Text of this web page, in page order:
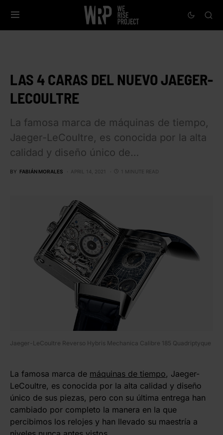
LAS 4 CARAS DEL NUEVO JAEGER-
LECOULTRE
La famosa marca de máquinas de tiempo,
Jaeger-LeCoultre, es conocida por la alta
calidad y diseño único de…
BY FABIÁN MORALES APRIL 14, 2021 1 MINUTE READ
Jaeger-LeCoultre Reverso Hybris Mechanica Calibre 185 Quadriptyque
La famosa marca de máquinas de tiempo, Jaeger-
LeCoultre, es conocida por la alta calidad y diseño
único de sus piezas, pero con su última entrega han
cambiado por completo la manera en la que
percibimos los relojes y han llevado su maestría a